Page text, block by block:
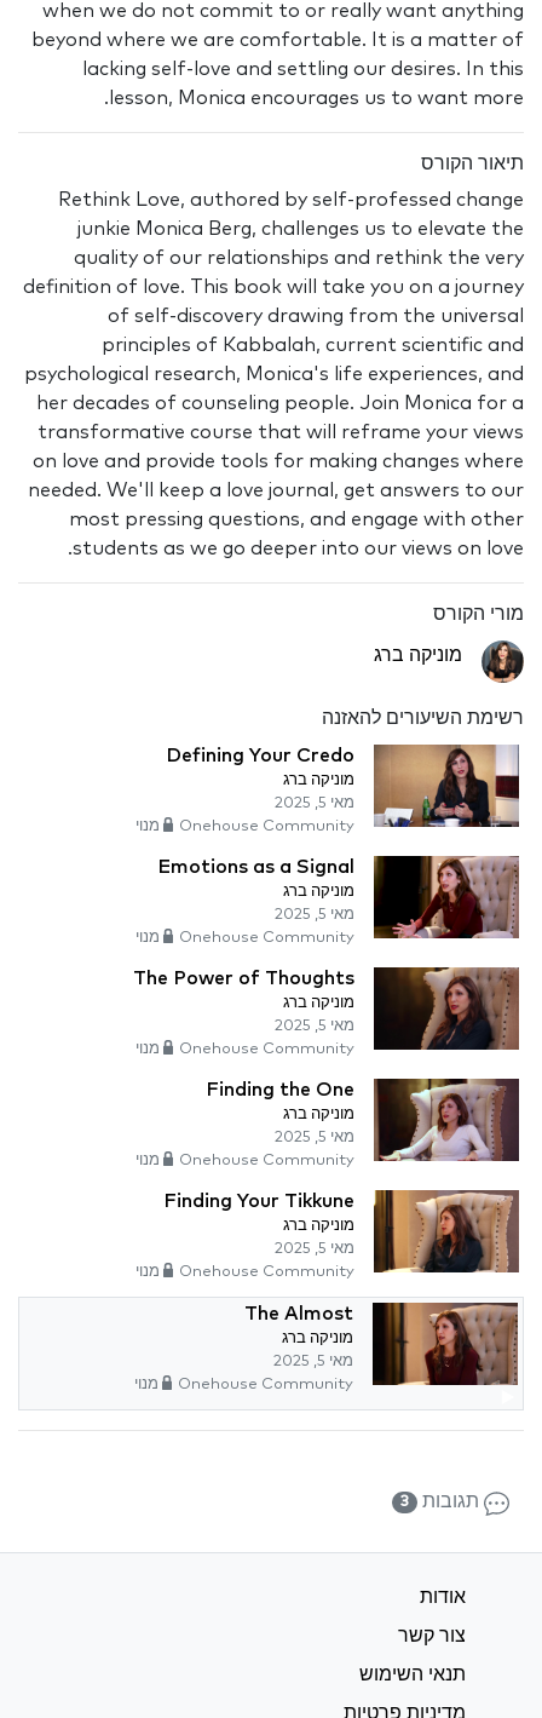
when we do not commit to or really want anything
beyond where we are comfortable. It is a matter of
lacking self-love and settling our desires. In this
lesson, Monica encourages us to want more.
תיאור הקורס
Rethink Love, authored by self-professed change
junkie Monica Berg, challenges us to elevate the
quality of our relationships and rethink the very
definition of love. This book will take you on a journey
of self-discovery drawing from the universal
principles of Kabbalah, current scientific and
psychological research, Monica's life experiences, and
her decades of counseling people. Join Monica for a
transformative course that will reframe your views
on love and provide tools for making changes where
needed. We'll keep a love journal, get answers to our
most pressing questions, and engage with other
students as we go deeper into our views on love.
מורי הקורס
מוניקה ברג
רשימת השיעורים להאזנה
Defining Your Credo
מוניקה ברג
מאי 5, 2025
Onehouse Community מנוי
Emotions as a Signal
מוניקה ברג
מאי 5, 2025
Onehouse Community מנוי
The Power of Thoughts
מוניקה ברג
מאי 5, 2025
Onehouse Community מנוי
Finding the One
מוניקה ברג
מאי 5, 2025
Onehouse Community מנוי
Finding Your Tikkune
מוניקה ברג
מאי 5, 2025
Onehouse Community מנוי
The Almost
מוניקה ברג
מאי 5, 2025
Onehouse Community מנוי
תגובות 3
אודות
צור קשר
תנאי השימוש
מדיניות פרטיות